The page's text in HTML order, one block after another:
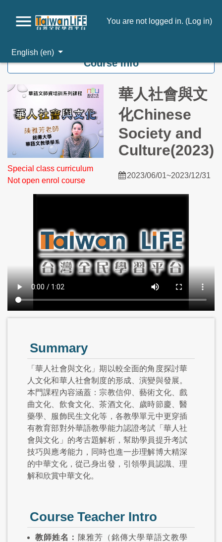
You are not logged in. (Log in)
English ‎(en)‎
Course info
Special class curriculum
Not open enrol course
華人社會與文
化Chinese
Society and
Culture(2023)
2023/06/01~2023/12/31
Summary
「華人社會與文化」期以較全面的角度探討華
人文化和華人社會制度的形成、演變與發展。
本門課程內容涵蓋：宗教信仰、藝術文化、戲
曲文化、飲食文化、茶酒文化、歲時節慶、醫
藥學、服飾民生文化等，各教學單元中更穿插
有教育部對外華語教學能力認證考試「華人社
會與文化」的考古題解析，幫助學員提升考試
技巧與應考能力，同時也進一步理解博大精深
的中華文化，從己身出發，引領學員認識、理
解和欣賞中華文化。
Course Teacher Intro
教師姓名： 陳雅芳（銘傳大學華語文教學